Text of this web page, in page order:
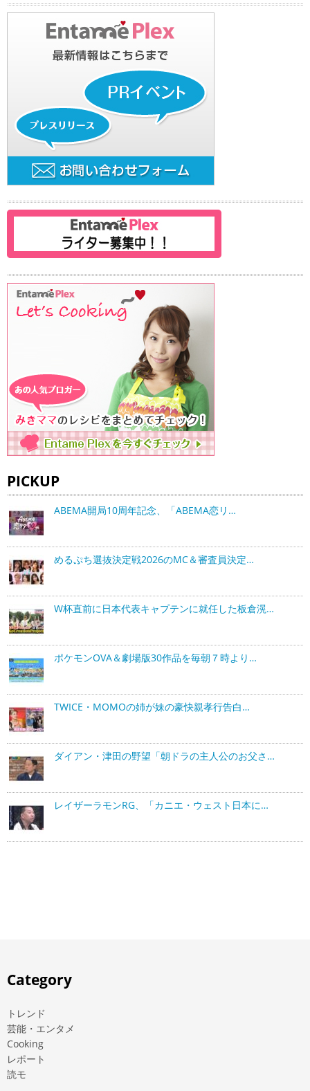
PICKUP
ABEMA開局10周年記念、「ABEMA恋リ…
めるぷち選抜決定戦2026のMC＆審査員決定…
W杯直前に日本代表キャプテンに就任した板倉滉…
ポケモンOVA＆劇場版30作品を毎朝７時より…
TWICE・MOMOの姉が妹の豪快親孝行告白…
ダイアン・津田の野望「朝ドラの主人公のお父さ…
レイザーラモンRG、「カニエ・ウェスト日本に…
Category
トレンド
芸能・エンタメ
Cooking
レポート
読モ